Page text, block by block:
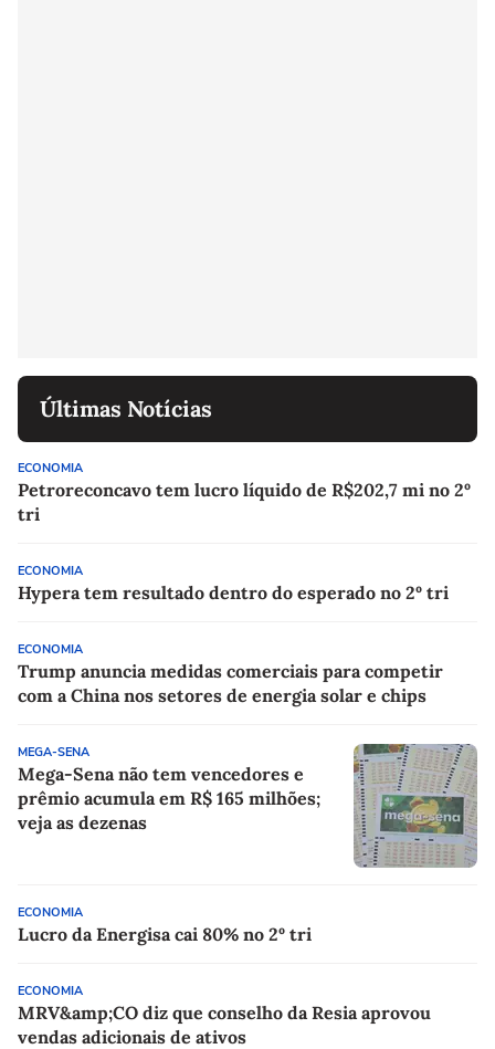
Últimas Notícias
ECONOMIA
Petroreconcavo tem lucro líquido de R$202,7 mi no 2º
tri
ECONOMIA
Hypera tem resultado dentro do esperado no 2º tri
ECONOMIA
Trump anuncia medidas comerciais para competir
com a China nos setores de energia solar e chips
MEGA-SENA
Mega-Sena não tem vencedores e
prêmio acumula em R$ 165 milhões;
veja as dezenas
ECONOMIA
Lucro da Energisa cai 80% no 2º tri
ECONOMIA
MRV&amp;CO diz que conselho da Resia aprovou
vendas adicionais de ativos